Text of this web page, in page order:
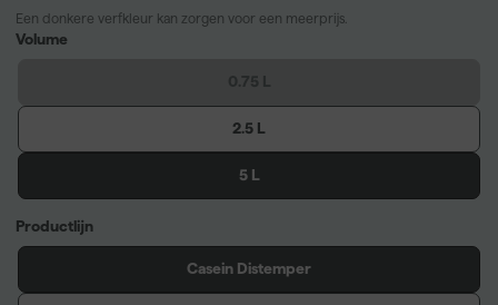
Een donkere verfkleur kan zorgen voor een meerprijs.
Volume
2.5 L
5 L
Productlijn
Casein Distemper